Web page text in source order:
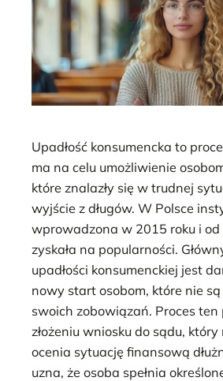
Upadłość konsumencka to
ma na celu umożliwienie
które znalazły się w trudnej
wyjście z długów. W Polsce
wprowadzona w 2015 roku i od
zyskała na popularności.
upadłości konsumenckiej jest
nowy start osobom, które nie
swoich zobowiązań. Proces ten
złożeniu wniosku do sądu,
ocenia sytuację finansową
uzna, że osoba spełnia